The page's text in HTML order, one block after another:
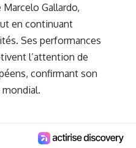
Gallardo,
en continuant
Ses performances
l’attention de
confirmant son